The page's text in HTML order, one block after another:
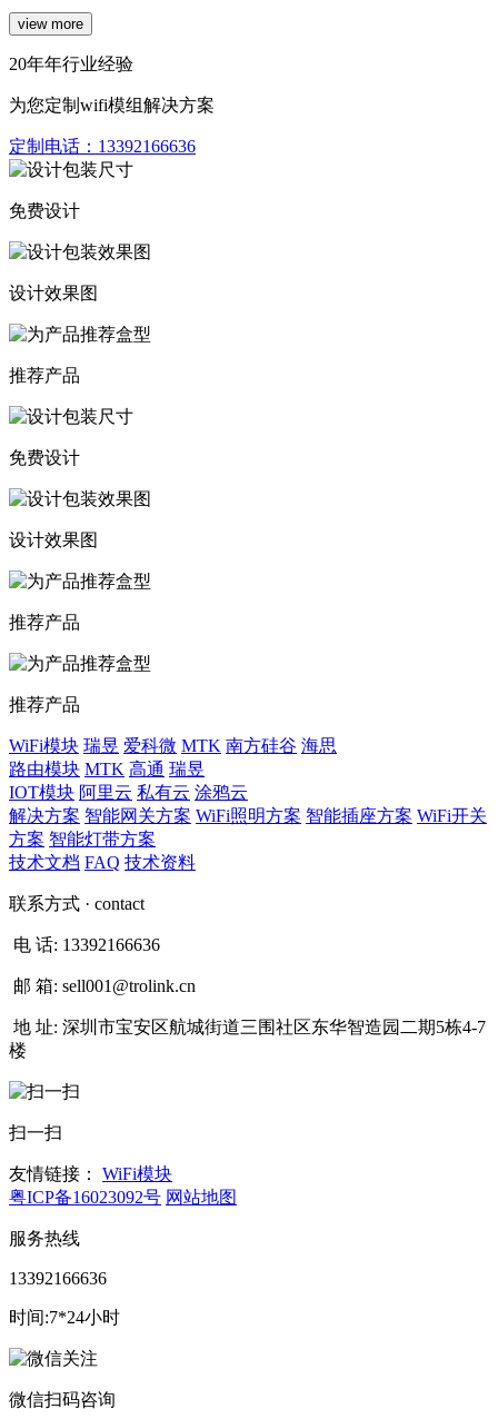
view more
20年年行业经验
为您定制wifi模组解决方案
定制电话： 13392166636
免费设计
设计效果图
推荐产品
免费设计
设计效果图
推荐产品
推荐产品
WiFi模块 瑞昱 爱科微 MTK 南方硅谷 海思
路由模块 MTK 高通 瑞昱
IOT模块 阿里云 私有云 涂鸦云
解决方案 智能网关方案 WiFi照明方案 智能插座方案 WiFi开关
方案 智能灯带方案
技术文档 FAQ 技术资料
联系方式 · contact
电 话: 13392166636
邮 箱: sell001@trolink.cn
地 址: 深圳市宝安区航城街道三围社区东华智造园二期5栋4-7
楼
扫一扫
友情链接：
WiFi模块
粤ICP备16023092号 网站地图
服务热线
13392166636
时间:7*24小时
微信扫码咨询